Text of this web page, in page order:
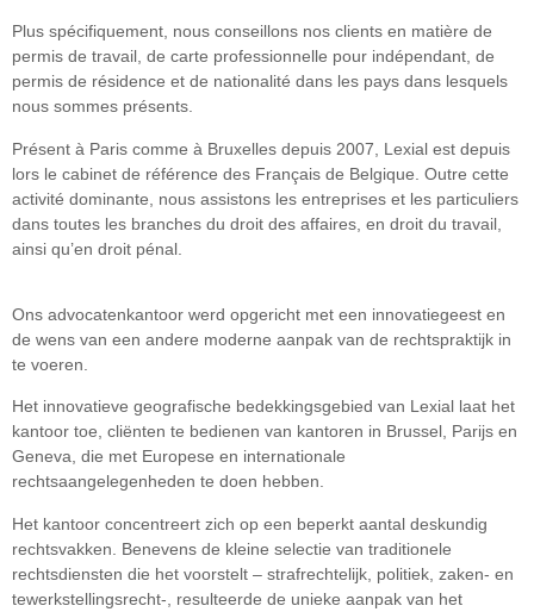
Plus spécifiquement, nous conseillons nos clients en matière de
permis de travail, de carte professionnelle pour indépendant, de
permis de résidence et de nationalité dans les pays dans lesquels
nous sommes présents.
Présent à Paris comme à Bruxelles depuis 2007, Lexial est depuis
lors le cabinet de référence des Français de Belgique. Outre cette
activité dominante, nous assistons les entreprises et les particuliers
dans toutes les branches du droit des affaires, en droit du travail,
ainsi qu’en droit pénal.
Ons advocatenkantoor werd opgericht met een innovatiegeest en
de wens van een andere moderne aanpak van de rechtspraktijk in
te voeren.
Het innovatieve geografische bedekkingsgebied van Lexial laat het
kantoor toe, cliënten te bedienen van kantoren in Brussel, Parijs en
Geneva, die met Europese en internationale
rechtsaangelegenheden te doen hebben.
Het kantoor concentreert zich op een beperkt aantal deskundig
rechtsvakken. Benevens de kleine selectie van traditionele
rechtsdiensten die het voorstelt – strafrechtelijk, politiek, zaken- en
tewerkstellingsrecht-, resulteerde de unieke aanpak van het